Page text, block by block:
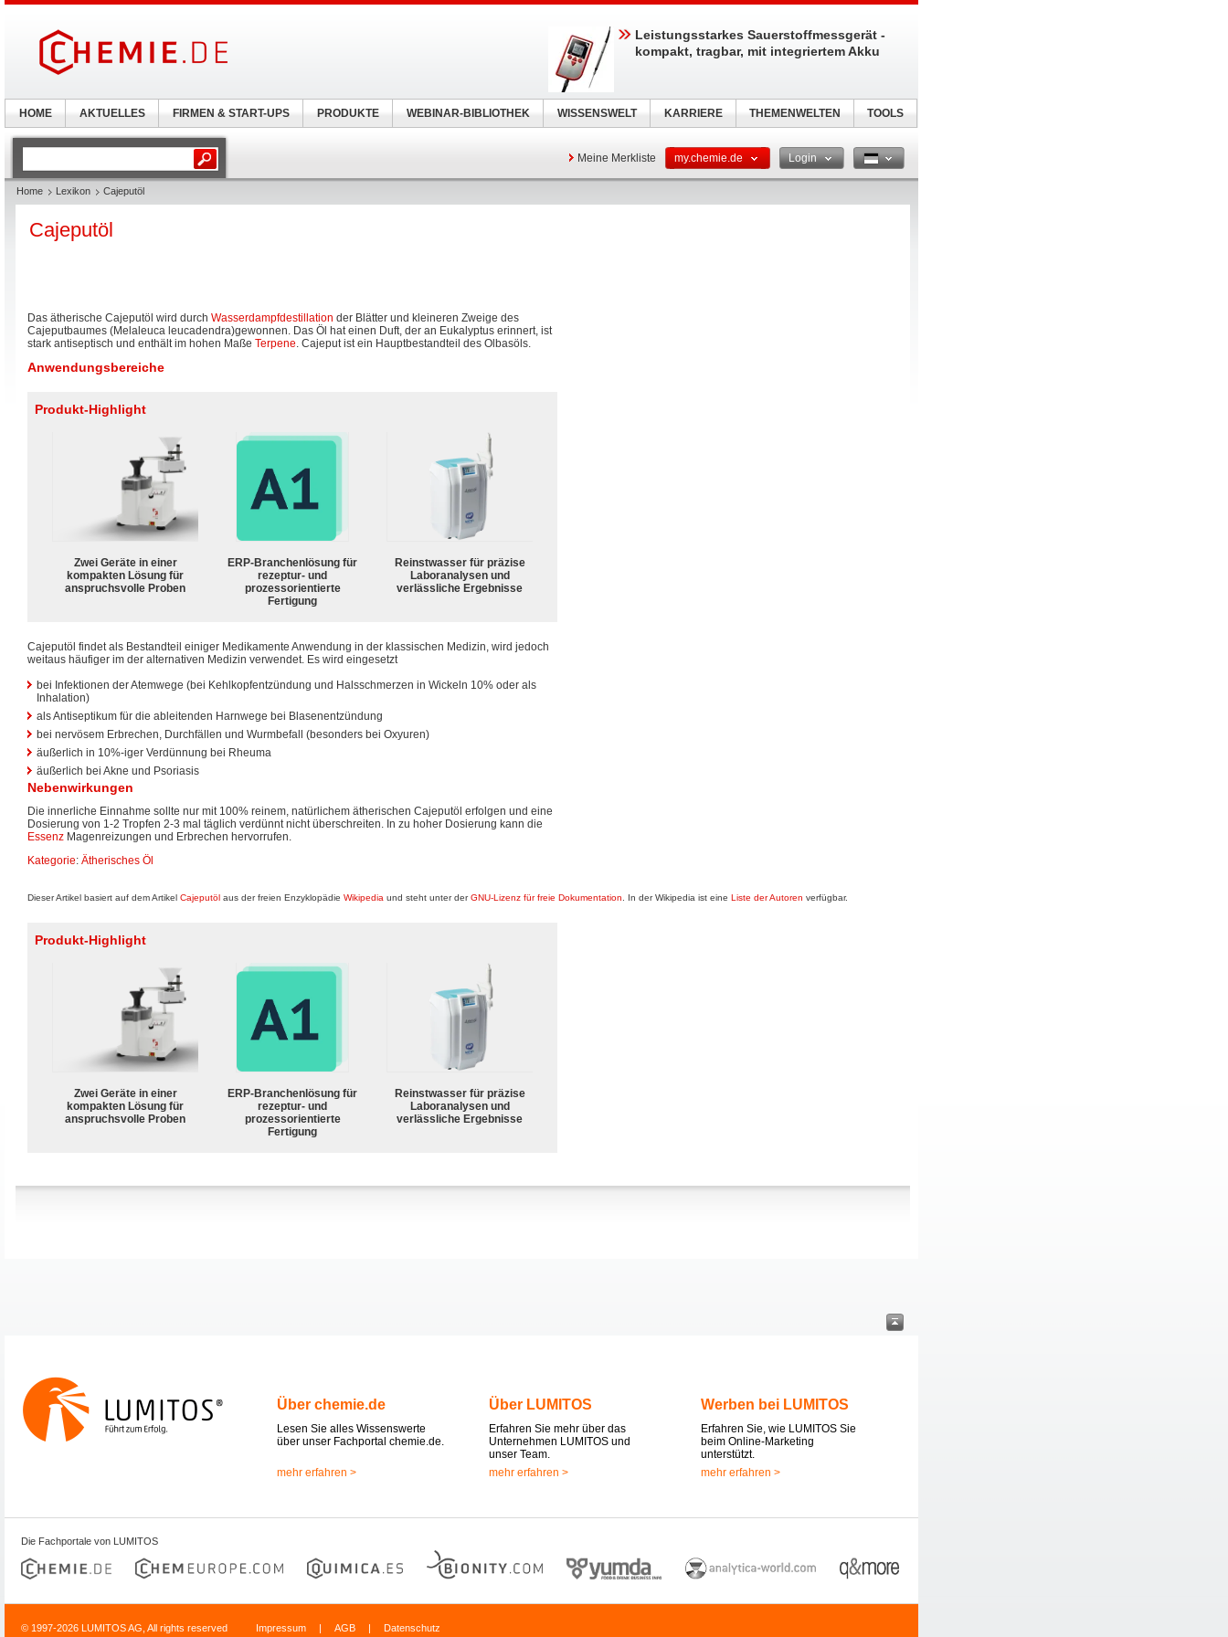
Meine Merkliste my.chemie.de Login
Home Lexikon Cajeputöl
Cajeputöl
Das ätherische Cajeputöl wird durch Wasserdampfdestillation der Blätter und kleineren Zweige des
Cajeputbaumes (Melaleuca leucadendra)gewonnen. Das Öl hat einen Duft, der an Eukalyptus erinnert, ist
stark antiseptisch und enthält im hohen Maße Terpene. Cajeput ist ein Hauptbestandteil des Olbasöls.
Anwendungsbereiche
Produkt-Highlight
Zwei Geräte in einer
kompakten Lösung für
anspruchsvolle Proben
ERP-Branchenlösung für
rezeptur- und
prozessorientierte
Fertigung
Reinstwasser für präzise
Laboranalysen und
verlässliche Ergebnisse
Cajeputöl findet als Bestandteil einiger Medikamente Anwendung in der klassischen Medizin, wird jedoch
weitaus häufiger im der alternativen Medizin verwendet. Es wird eingesetzt
bei Infektionen der Atemwege (bei Kehlkopfentzündung und Halsschmerzen in Wickeln 10% oder als
Inhalation)
als Antiseptikum für die ableitenden Harnwege bei Blasenentzündung
bei nervösem Erbrechen, Durchfällen und Wurmbefall (besonders bei Oxyuren)
äußerlich in 10%-iger Verdünnung bei Rheuma
äußerlich bei Akne und Psoriasis
Nebenwirkungen
Die innerliche Einnahme sollte nur mit 100% reinem, natürlichem ätherischen Cajeputöl erfolgen und eine
Dosierung von 1-2 Tropfen 2-3 mal täglich verdünnt nicht überschreiten. In zu hoher Dosierung kann die
Essenz Magenreizungen und Erbrechen hervorrufen.
Kategorie: Ätherisches Öl
Dieser Artikel basiert auf dem Artikel Cajeputöl aus der freien Enzyklopädie Wikipedia und steht unter derGNU-Lizenz für freie Dokumentation . In der Wikipedia ist eine Liste der Autoren verfügbar.
Produkt-Highlight
Zwei Geräte in einer
kompakten Lösung für
anspruchsvolle Proben
ERP-Branchenlösung für
rezeptur- und
prozessorientierte
Fertigung
Reinstwasser für präzise
Laboranalysen und
verlässliche Ergebnisse
Über chemie.de
Lesen Sie alles Wissenswerte
über unser Fachportal chemie.de.
mehr erfahren >
Über LUMITOS
Erfahren Sie mehr über das
Unternehmen LUMITOS und
unser Team.
mehr erfahren >
Werben bei LUMITOS
Erfahren Sie, wie LUMITOS Sie
beim Online-Marketing
unterstützt.
mehr erfahren >
Die Fachportale von LUMITOS
© 1997-2026 LUMITOS AG, All rights reserved Impressum | AGB | Datenschutz
Leistungsstarkes Sauerstoffmessgerät -
kompakt, tragbar, mit integriertem Akku
HOME AKTUELLES FIRMEN & START-UPS PRODUKTE WEBINAR-BIBLIOTHEK WISSENSWELT KARRIERE THEMENWELTEN TOOLS